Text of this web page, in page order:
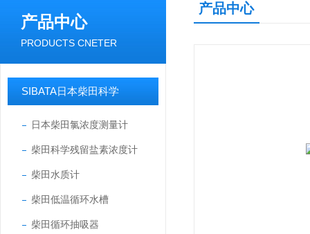
产品中心
PRODUCTS CNETER
SIBATA日本柴田科学
日本柴田氯浓度测量计
柴田科学残留盐素浓度计
柴田水质计
柴田低温循环水槽
柴田循环抽吸器
产品中心